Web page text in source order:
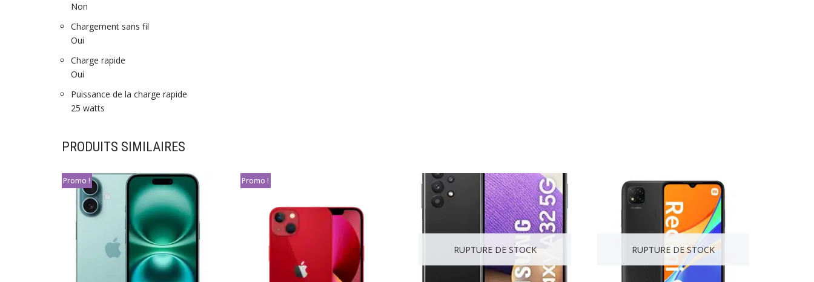
Non
Chargement sans fil
Oui
Charge rapide
Oui
Puissance de la charge rapide
25 watts
PRODUITS SIMILAIRES
Promo ! Promo !
RUPTURE DE STOCK RUPTURE DE STOCK